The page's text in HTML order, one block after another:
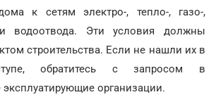
к сетям электро-, тепло-, газо-,
водоотвода. Эти условия должны
строительства. Если не нашли их в
обратитесь с запросом в
организации.